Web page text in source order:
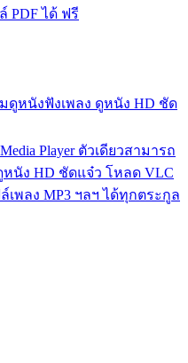
PDF ได้ ฟรี
มดูหนังฟังเพลง ดูหนัง HD ชัด
Player ตัวเดียวสามารถ
หนัง HD ชัดแจ๋ว โหลด VLC
เพลง MP3 ฯลฯ ได้ทุกตระกูล